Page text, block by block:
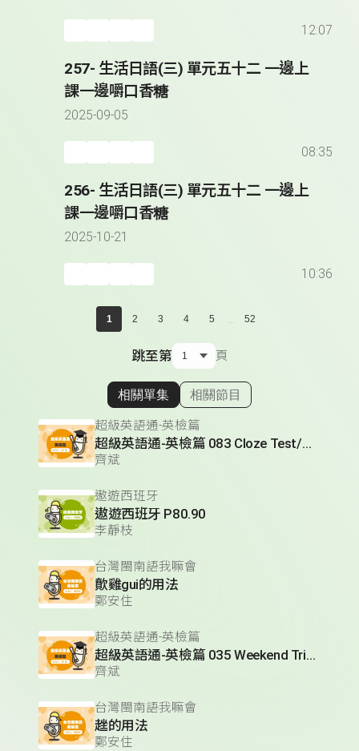
12:07
257- 生活日語(三) 單元五十二 一邊上
課一邊嚼口香糖
2025-09-05
08:35
256- 生活日語(三) 單元五十二 一邊上
課一邊嚼口香糖
2025-10-21
10:36
1 2 3 4 5 ... 52
跳至第 頁
顯示相關單集
相關單集 相關節目
超級英語通-英檢篇
超級英語通-英檢篇 083 Cloze Test/段落填空-13
齊斌
遨遊西班牙
遨遊西班牙 P80.90
李靜枝
台灣閩南語我嘛會
歕雞gui的用法
鄭安住
超級英語通-英檢篇
超級英語通-英檢篇 035 Weekend Trip- 週末旅遊
齊斌
台灣閩南語我嘛會
趖的用法
鄭安住